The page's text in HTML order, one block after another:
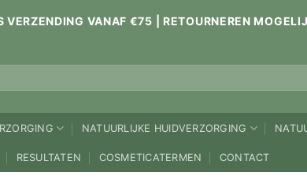
VERZENDING VANAF €75 | RETOURNEREN
NATUURLIJKE HUIDVERZORGING
RESULTATEN COSMETICATERMEN CONTACT